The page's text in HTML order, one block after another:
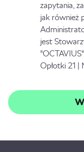
zapytania,
jak również
jest
Opłotki 21 |